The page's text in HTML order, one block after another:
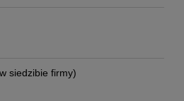
siedzibie firmy)